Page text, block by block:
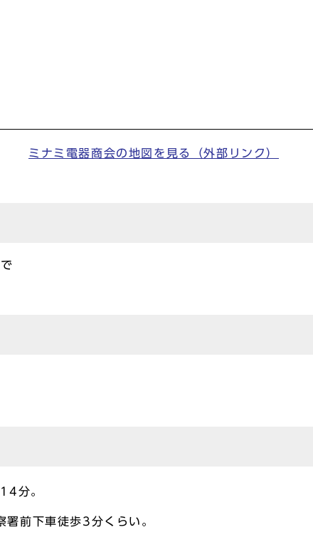
ミナミ電器商会の地図を見る（外部リンク）
分。
署前下車徒歩3分くらい。